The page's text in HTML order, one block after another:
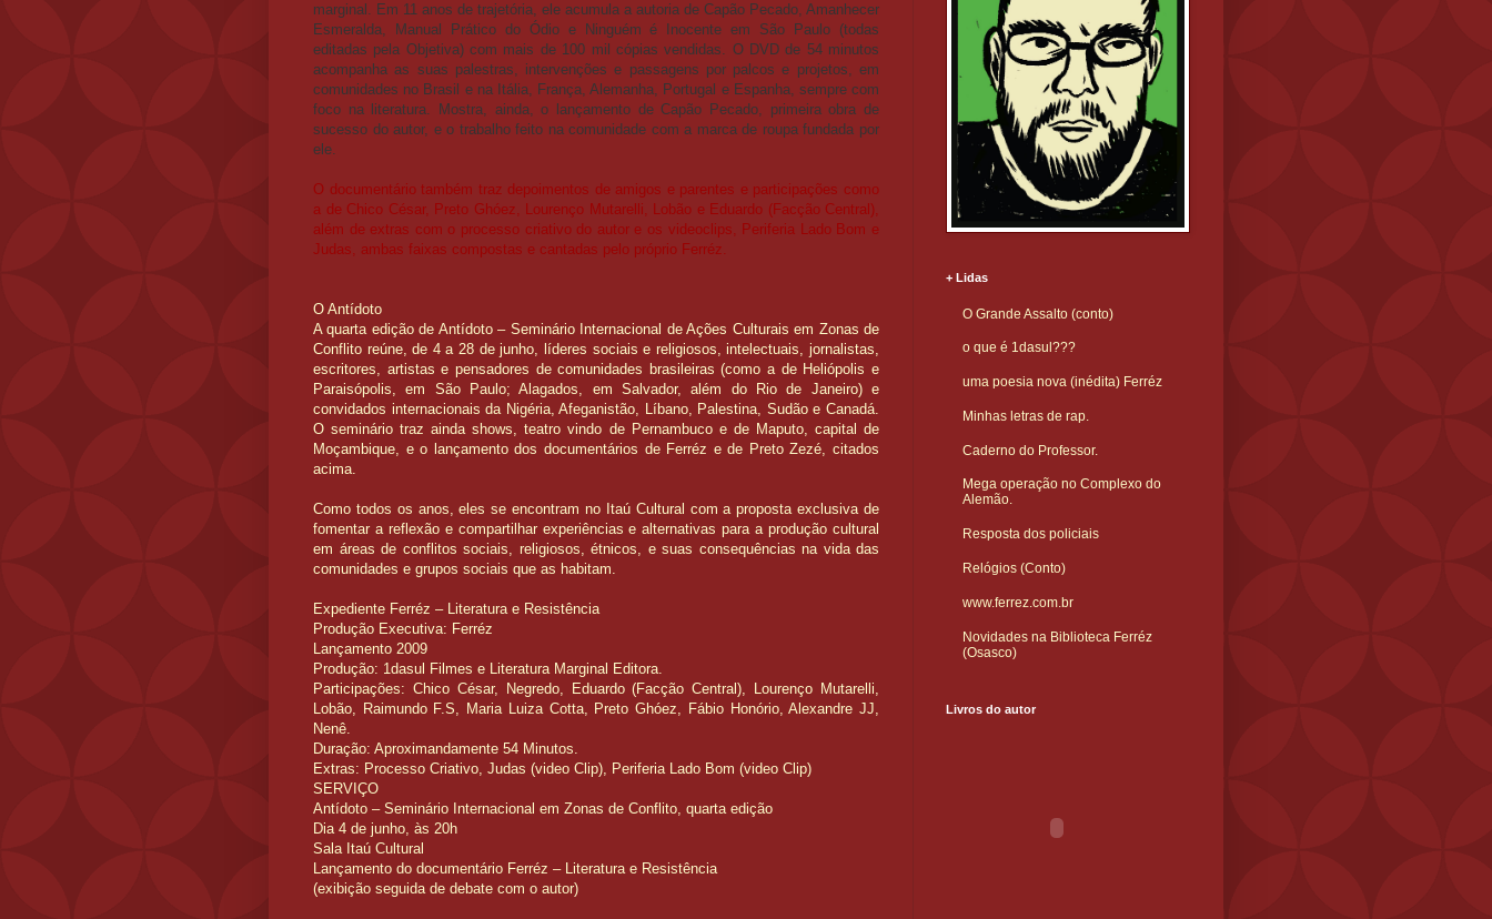
marginal. Em 11 anos de trajetória, ele acumula a autoria de Capão Pecado, Amanhecer
Esmeralda, Manual Prático do Ódio e Ninguém é Inocente em São Paulo (todas
editadas pela Objetiva) com mais de 100 mil cópias vendidas. O DVD de 54 minutos
acompanha as suas palestras, intervenções e passagens por palcos e projetos, em
comunidades no Brasil e na Itália, França, Alemanha, Portugal e Espanha, sempre com
foco na literatura. Mostra, ainda, o lançamento de Capão Pecado, primeira obra de
sucesso do autor, e o trabalho feito na comunidade com a marca de roupa fundada por
ele.
O documentário também traz depoimentos de amigos e parentes e participações como
a de Chico César, Preto Ghóez, Lourenço Mutarelli, Lobão e Eduardo (Facção Central),
além de extras com o processo criativo do autor e os videoclips, Periferia Lado Bom e
Judas, ambas faixas compostas e cantadas pelo próprio Ferréz.
O Antídoto
A quarta edição de Antídoto – Seminário Internacional de Ações Culturais em Zonas de
Conflito reúne, de 4 a 28 de junho, líderes sociais e religiosos, intelectuais, jornalistas,
escritores, artistas e pensadores de comunidades brasileiras (como a de Heliópolis e
Paraisópolis, em São Paulo; Alagados, em Salvador, além do Rio de Janeiro) e
convidados internacionais da Nigéria, Afeganistão, Líbano, Palestina, Sudão e Canadá.
O seminário traz ainda shows, teatro vindo de Pernambuco e de Maputo, capital de
Moçambique, e o lançamento dos documentários de Ferréz e de Preto Zezé, citados
acima.
Como todos os anos, eles se encontram no Itaú Cultural com a proposta exclusiva de
fomentar a reflexão e compartilhar experiências e alternativas para a produção cultural
em áreas de conflitos sociais, religiosos, étnicos, e suas consequências na vida das
comunidades e grupos sociais que as habitam.
Expediente Ferréz – Literatura e Resistência
Produção Executiva: Ferréz
Lançamento 2009
Produção: 1dasul Filmes e Literatura Marginal Editora.
Participações: Chico César, Negredo, Eduardo (Facção Central), Lourenço Mutarelli,
Lobão, Raimundo F.S, Maria Luiza Cotta, Preto Ghóez, Fábio Honório, Alexandre JJ,
Nenê.
Duração: Aproximandamente 54 Minutos.
Extras: Processo Criativo, Judas (video Clip), Periferia Lado Bom (video Clip)
SERVIÇO
Antídoto – Seminário Internacional em Zonas de Conflito, quarta edição
Dia 4 de junho, às 20h
Sala Itaú Cultural
Lançamento do documentário Ferréz – Literatura e Resistência
(exibição seguida de debate com o autor)
+ Lidas
O Grande Assalto (conto)
o que é 1dasul???
uma poesia nova (inédita) Ferréz
Minhas letras de rap.
Caderno do Professor.
Mega operação no Complexo do
Alemão.
Resposta dos policiais
Relógios (Conto)
www.ferrez.com.br
Novidades na Biblioteca Ferréz
(Osasco)
Livros do autor